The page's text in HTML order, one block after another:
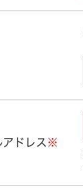
アドレス ※